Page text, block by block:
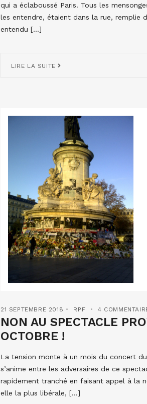
qui a éclaboussé Paris. Tous les
les entendre, étaient dans la rue, remplie
entendu […]
LIRE LA SUITE
21 SEPTEMBRE 2018 RPF 4
NON AU SPECTACLE
OCTOBRE !
La tension monte à un mois du concert
s’anime entre les adversaires de ce
rapidement tranché en faisant appel à la
elle la plus libérale, […]